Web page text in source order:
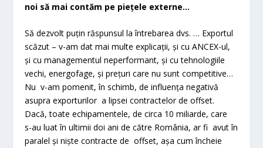
noi să mai contăm pe piețele externe…
Să dezvolt puțin răspunsul la întrebarea dvs. … Exportul
scăzut – v-am dat mai multe explicații, și cu ANCEX-ul,
și cu managementul neperformant, și cu tehnologiile
vechi, energofage, și prețuri care nu sunt competitive…
Nu v-am pomenit, în schimb, de influența negativă
asupra exporturilor a lipsei contractelor de offset.
Dacă, toate echipamentele, de circa 10 miliarde, care
s-au luat în ultimii doi ani de către România, ar fi avut în
paralel și niște contracte de offset, așa cum încheie